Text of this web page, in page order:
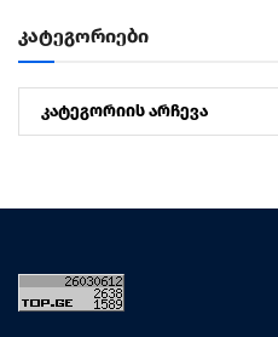
კატეგორიები
კატეგორიები